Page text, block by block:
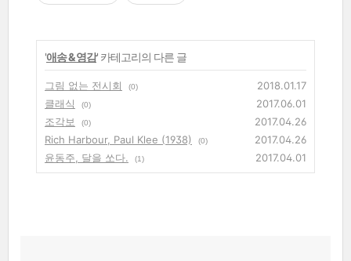
'애송 & 영감' 카테고리의 다른 글
그림 없는 전시회 (0)
2018.01.17
클래식
(0)
2017.06.01
조각보
(0)
2017.04.26
Rich Harbour, Paul Klee (1938)
(0)
2017.04.26
윤동주, 달을 쏘다.
(1) 2017.04.01